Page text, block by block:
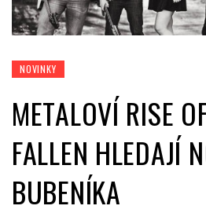
NOVINKY
METALOVÍ RISE
FALLEN HLEDAJÍ
BUBENÍKA